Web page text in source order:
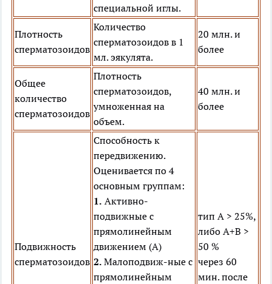
специальной иглы.
Плотность
сперматозоидов
Количество
сперматозоидов в 1
мл. эякулята.
20 млн. и
более
Общее
количество
сперматозоидов
Плотность
сперматозоидов,
умноженная на
объем.
40 млн. и
более
Подвижность
сперматозоидов
Способность к
передвижению.
Оценивается по 4
основным группам:
1. Активно-
подвижные с
прямолинейным
движением (А)
2. Малоподвиж-ные с
прямолинейным
тип А > 25%,
либо А+В >
50 %
через 60
мин. после